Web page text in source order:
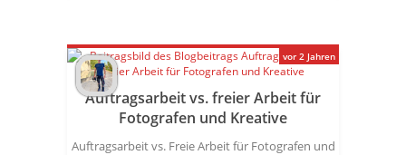
Auftragsarbeit vs. freier Arbeit für
Fotografen und Kreative
Auftragsarbeit vs. Freie Arbeit für Fotografen und
vor 2 Jahren